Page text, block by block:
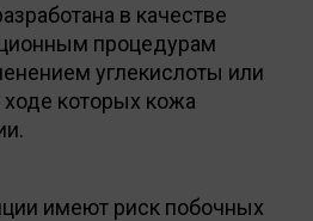
в качестве
процедурам
углекислоты или
ходе которых кожа
имеют риск побочных